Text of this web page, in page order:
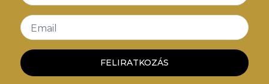
Email
FELIRATKOZÁS